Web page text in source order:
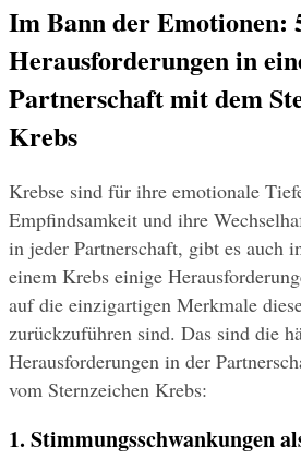
Im Bann der Emotionen:
Herausforderungen in
Partnerschaft mit dem
Krebs
Krebse sind für ihre emotionale
Empfindsamkeit und ihre
in jeder Partnerschaft, gibt es auch
einem Krebs einige
auf die einzigartigen Merkmale
zurückzuführen sind. Das sind die
Herausforderungen in der
vom Sternzeichen Krebs:
1. Stimmungsschwankungen